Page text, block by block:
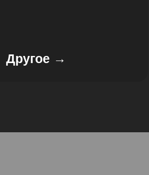
Другое →